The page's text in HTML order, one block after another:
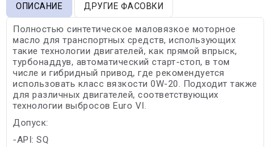
ОПИСАНИЕ ДРУГИЕ ФАСОВКИ
Полностью синтетическое маловязкое моторное
масло для транспортных средств, использующих
такие технологии двигателей, как прямой впрыск,
турбонаддув, автоматический старт-стоп, в том
числе и гибридный привод, где рекомендуется
использовать класс вязкости 0W-20. Подходит также
для различных двигателей, соответствующих
технологии выбросов Euro VI.
Допуск:
-API: SQ